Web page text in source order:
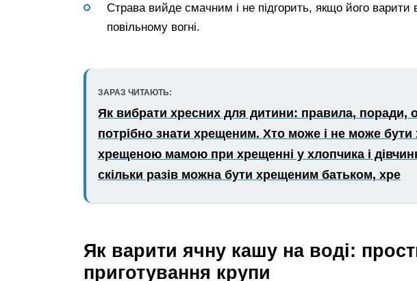
Страва вийде смачним і не підгорить, якщо його варити
повільному вогні.
ЗАРАЗ ЧИТАЮТЬ:
Як вибрати хресних для дитини: правила, поради,
потрібно знати хрещеним. Хто може і не може
хрещеною мамою при хрещенні у хлопчика і
скільки разів можна бути хрещеним батьком, хре
Як варити ячну кашу на воді:
приготування крупи